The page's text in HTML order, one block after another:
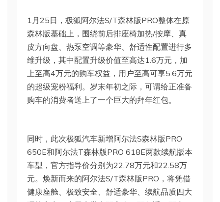
1月25日，极狐阿尔法S/T森林版PRO整体在原
森林版基础上，围绕前后排座椅加热/按摩、真
皮方向盘、热泵空调等豪华、舒适性配置进行多
维升级，其中配置升级价值至高达1.6万元，加
上至高4万元的购车权益，用户至高可享5.6万元
的超级宠粉福利。岁末年初之际，可谓给正准备
购车的消费者送上了一个巨大的拜年红包。
同时，此次极狐汽车新增阿尔法S森林版PRO
650E和阿尔法T森林版PRO 618E两款续航版本
车型，官方指导价分别为22.78万元和22.58万
元。焕新而来的阿尔法S/T森林版PRO，将凭借
健康座舱、极致安全、舒适豪华、续航品质四大